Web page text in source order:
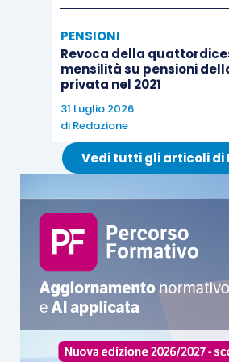
PENSIONI
Revoca della
mensilità su pensioni
privata nel 2021
31 Luglio 2026
di Redazione
Vedi tutti gli articoli di